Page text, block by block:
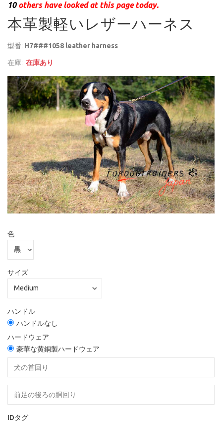
10others have looked at this page today.
本革製軽いレザーハーネス
型番: H7###1058 leather harness
在庫: 在庫あり
色
サイズ
ハンドル
ハンドルなし
ハードウェア
豪華な黄銅製ハードウェア
IDタグ